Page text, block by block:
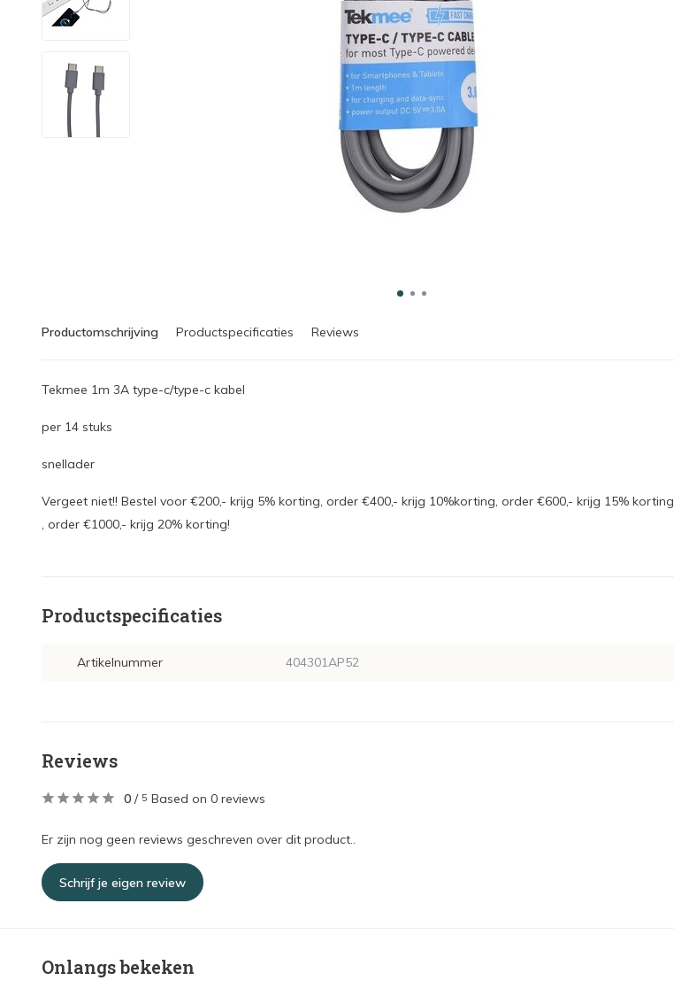
Productomschrijving Productspecificaties Reviews
Tekmee 1m 3A type-c/type-c kabel
per 14 stuks
snellader
Vergeet niet!! Bestel voor €200,- krijg 5% korting, order €400,- krijg 10%korting, order €600,- krijg 15% korting
, order €1000,- krijg 20% korting!
Productspecificaties
Artikelnummer 404301AP52
Reviews
0 / 5 Based on 0 reviews
Er zijn nog geen reviews geschreven over dit product..
Schrijf je eigen review
Onlangs bekeken